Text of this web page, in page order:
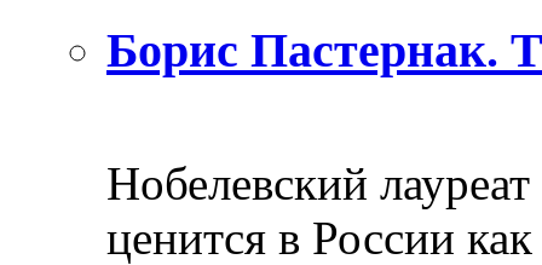
Борис Пастернак.
Нобелевский
ценится в России